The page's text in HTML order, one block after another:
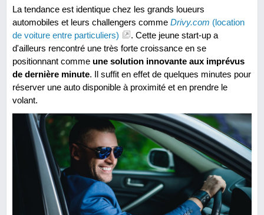
La tendance est identique chez les grands loueurs
automobiles et leurs challengers comme Drivy.com (location
de voiture entre particuliers)
. Cette jeune start-up a
d'ailleurs rencontré une très forte croissance en se
positionnant comme une solution innovante aux imprévus
de dernière minute. Il suffit en effet de quelques minutes pour
réserver une auto disponible à proximité et en prendre le
volant.